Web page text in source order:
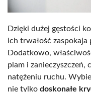
Dzięki dużej gęstości
ich trwałość zaspokaja
Dodatkowo,
plam i zanieczyszczeń,
natężeniu ruchu.
nie tylko doskonałe